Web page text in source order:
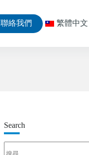
聯絡我們 繁體中文
Search